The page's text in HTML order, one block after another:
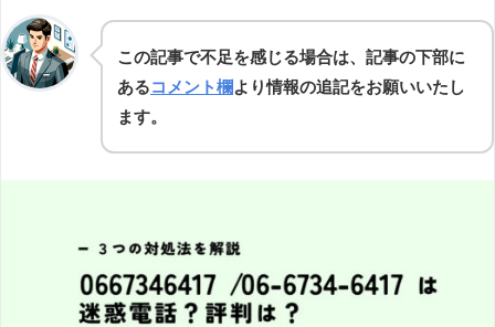
この記事で不足を感じる場合は、記事の下部に
あるコメント欄より情報の追記をお願いいたし
ます。